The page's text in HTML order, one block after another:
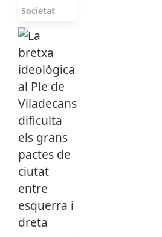
Societat